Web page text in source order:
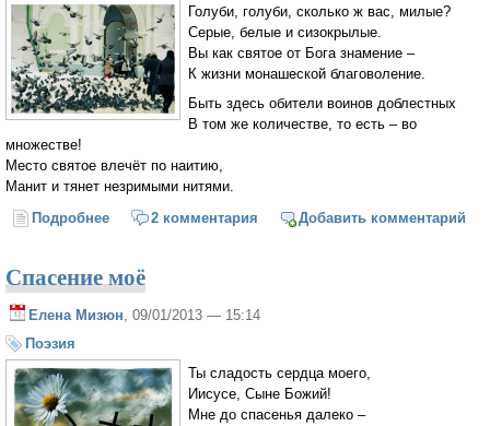
Голуби, голуби, сколько ж вас, милые?
Серые, белые и сизокрылые.
Вы как святое от Бога знамение –
К жизни монашеской благоволение.
Быть здесь обители воинов доблестных
В том же количестве, то есть – во
множестве!
Место святое влечёт по наитию,
Манит и тянет незримыми нитями.
Подробнее о В Лавре2 комментария Добавить комментарий
Спасение моё
Елена Мизюн , 09/01/2013 — 15:14
Поэзия
Ты сладость сердца моего,
Иисусе, Сыне Божий!
Мне до спасенья далеко –